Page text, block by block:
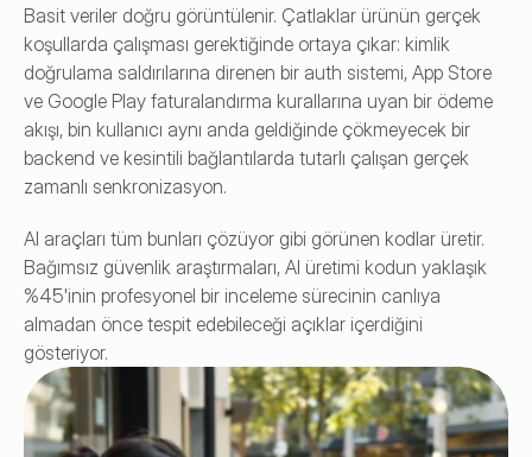
Basit veriler doğru görüntülenir. Çatlaklar ürünün gerçek
koşullarda çalışması gerektiğinde ortaya çıkar: kimlik
doğrulama saldırılarına direnen bir auth sistemi, App Store
ve Google Play faturalandırma kurallarına uyan bir ödeme
akışı, bin kullanıcı aynı anda geldiğinde çökmeyecek bir
backend ve kesintili bağlantılarda tutarlı çalışan gerçek
zamanlı senkronizasyon.
AI araçları tüm bunları çözüyor gibi görünen kodlar üretir.
Bağımsız güvenlik araştırmaları, AI üretimi kodun yaklaşık
%45'inin profesyonel bir inceleme sürecinin canlıya
almadan önce tespit edebileceği açıklar içerdiğini
gösteriyor.